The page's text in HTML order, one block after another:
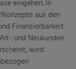
eingehen. In
aus den
Finanzierbarkeit
und Neukunden
wird